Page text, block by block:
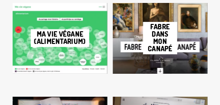
MA VIE VÉGANE
(ALIMENTARIUM)
FABRE
DANS
MON
CANAPÉ